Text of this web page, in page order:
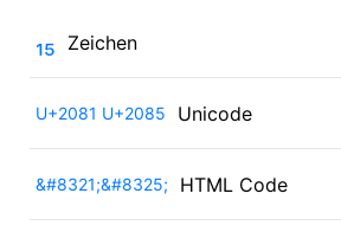
₁₅ Zeichen
U+2081 U+2085 Unicode
&#8321;&#8325; HTML Code